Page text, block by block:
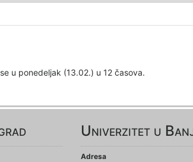
u ponedeljak (13.02.) u 12 časova.
Univerzitet u
Adresa